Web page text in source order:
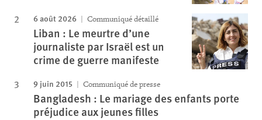
6 août 2026 Communiqué détaillé
Liban : Le meurtre d’une
journaliste par Israël est un
crime de guerre manifeste
9 juin 2015 Communiqué de presse
Bangladesh : Le mariage des enfants porte
préjudice aux jeunes filles